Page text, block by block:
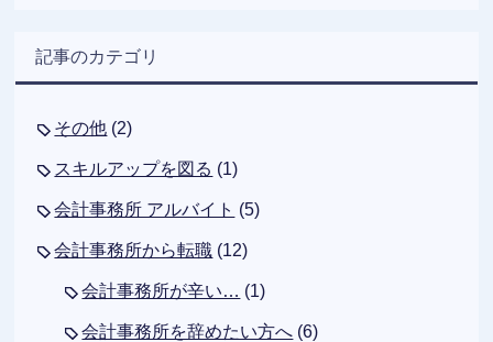
記事のカテゴリ
その他 (2)
スキルアップを図る (1)
会計事務所 アルバイト (5)
会計事務所から転職 (12)
会計事務所が辛い… (1)
会計事務所を辞めたい方へ (6)